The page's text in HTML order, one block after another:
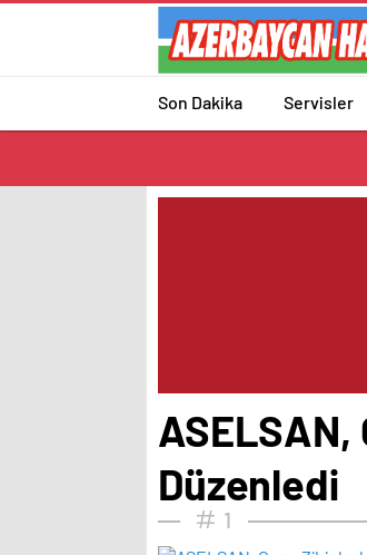
Son Dakika Servisler
ASELSAN,
Düzenledi
1